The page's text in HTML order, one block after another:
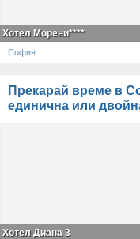
Хотел Морени****
София
Прекарай време в
единична или
Хотел Диана 3